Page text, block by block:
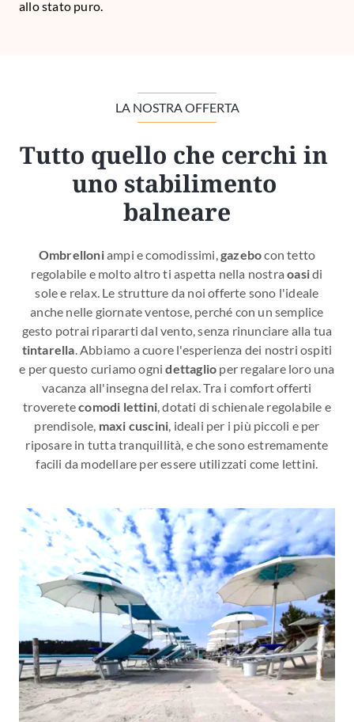
allo stato puro.
LA NOSTRA OFFERTA
Tutto quello che cerchi in
uno stabilimento
balneare
Ombrelloniampi e comodissimi,gazebocon tetto
regolabile e molto altro ti aspetta nella nostraoasidi
sole e relax. Le strutture da noi offerte sono l'ideale
anche nelle giornate ventose, perché con un semplice
gesto potrai ripararti dal vento, senza rinunciare alla tua
tintarella. Abbiamo a cuore l'esperienza dei nostri ospiti
e per questo curiamo ognidettaglio per regalare loro una
vacanza all'insegna del relax. Tra i comfort offerti
troveretecomodi lettini, dotati di schienale regolabile e
prendisole, maxi cuscini, ideali per i più piccoli e per
riposare in tutta tranquillità, e che sono estremamente
facili da modellare per essere utilizzati come lettini.